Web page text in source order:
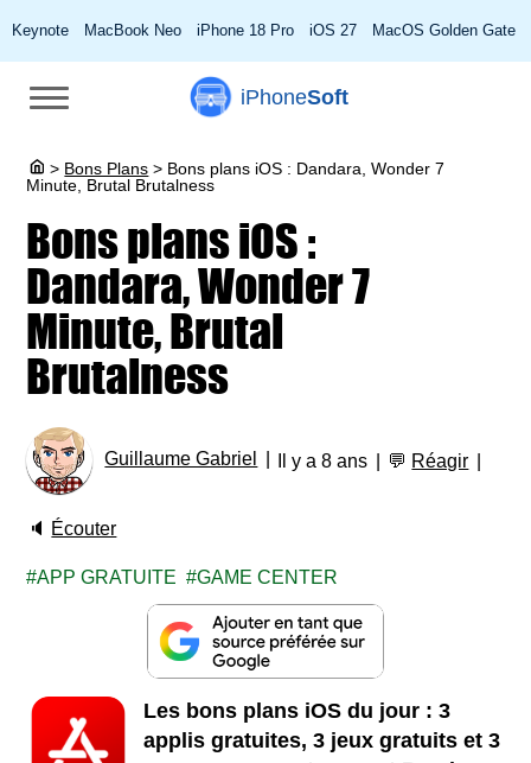
Keynote MacBook Neo iPhone 18 Pro iOS 27 MacOS Golden Gate
iPhoneSoft
> Bons Plans > Bons plans iOS : Dandara, Wonder 7
Minute, Brutal Brutalness
Bons plans iOS :
Dandara, Wonder 7
Minute, Brutal
Brutalness
Guillaume Gabriel Il y a 8 ans 💬 Réagir
🔈 Écouter
APP GRATUITE GAME CENTER
Les bons plans iOS du jour : 3
applis gratuites, 3 jeux gratuits et 3